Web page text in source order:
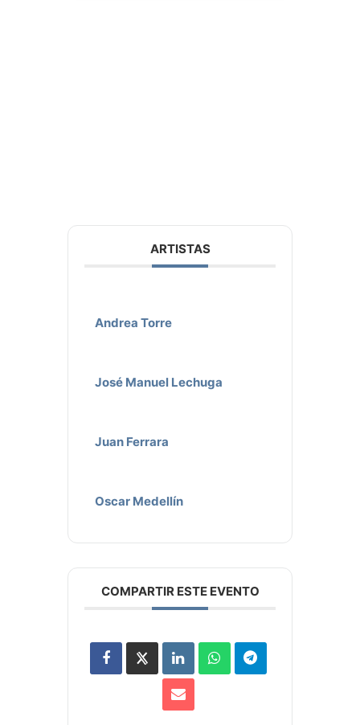
ARTISTAS
Andrea Torre
José Manuel Lechuga
Juan Ferrara
Oscar Medellín
COMPARTIR ESTE EVENTO